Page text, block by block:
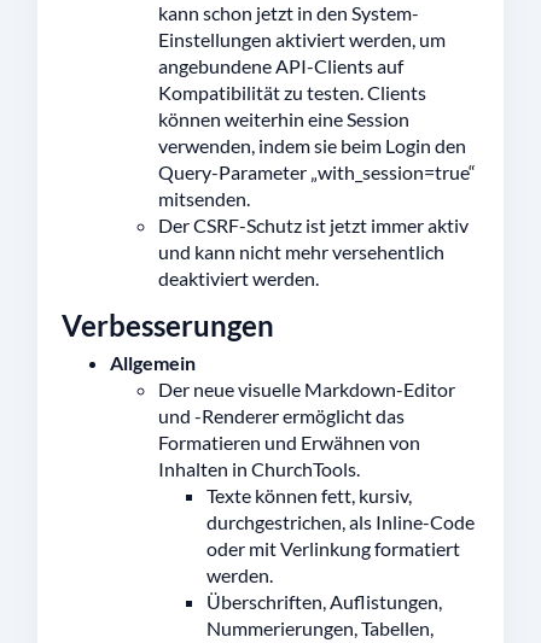
kann schon jetzt in den System-
Einstellungen aktiviert werden, um
angebundene API-Clients auf
Kompatibilität zu testen. Clients
können weiterhin eine Session
verwenden, indem sie beim Login den
Query-Parameter „with_session=true“
mitsenden.
Der CSRF-Schutz ist jetzt immer aktiv
und kann nicht mehr versehentlich
deaktiviert werden.
Verbesserungen
Allgemein
Der neue visuelle Markdown-Editor
und -Renderer ermöglicht das
Formatieren und Erwähnen von
Inhalten in ChurchTools.
Texte können fett, kursiv,
durchgestrichen, als Inline-Code
oder mit Verlinkung formatiert
werden.
Überschriften, Auflistungen,
Nummerierungen, Tabellen,